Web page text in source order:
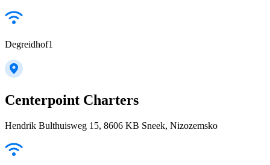
Degreidhof1
Centerpoint Charters
Hendrik Bulthuisweg 15, 8606 KB Sneek, Nizozemsko